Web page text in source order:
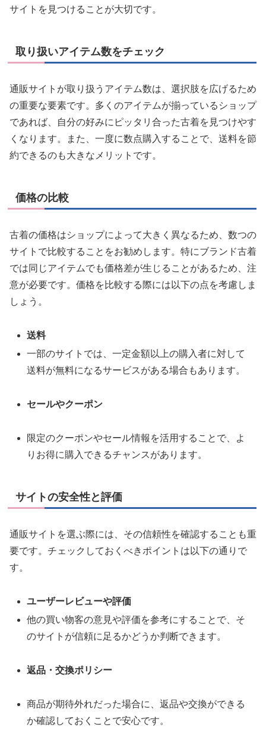
サイトを見つけることが大切です。
取り扱いアイテム数をチェック
通販サイトが取り扱うアイテム数は、選択肢を広げるため
の重要な要素です。多くのアイテムが揃っているショップ
であれば、自分の好みにピッタリ合った古着を見つけやす
くなります。また、一度に数点購入することで、送料を節
約できるのも大きなメリットです。
価格の比較
古着の価格はショップによって大きく異なるため、数つの
サイトで比較することをお勧めします。特にブランド古着
では同じアイテムでも価格差が生じることがあるため、注
意が必要です。価格を比較する際には以下の点を考慮しま
しょう。
送料
一部のサイトでは、一定金額以上の購入者に対して
送料が無料になるサービスがある場合もあります。
セールやクーポン
限定のクーポンやセール情報を活用することで、よ
りお得に購入できるチャンスがあります。
サイトの安全性と評価
通販サイトを選ぶ際には、その信頼性を確認することも重
要です。チェックしておくべきポイントは以下の通りで
す。
ユーザーレビューや評価
他の買い物客の意見や評価を参考にすることで、そ
のサイトが信頼に足るかどうか判断できます。
返品・交換ポリシー
商品が期待外れだった場合に、返品や交換ができる
か確認しておくことで安心です。